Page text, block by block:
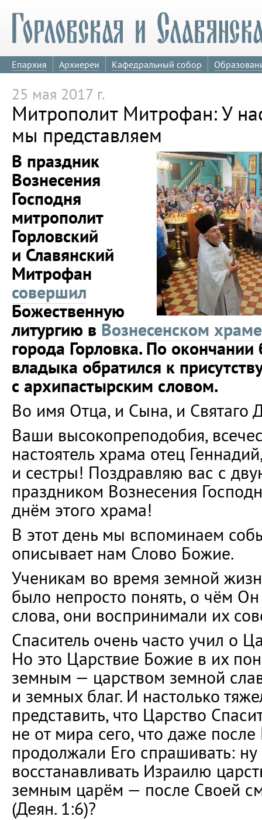
Епархия Архиереи Кафедральный собор
25 мая 2017 г.
Митрополит Митрофан: У
мы представляем
В праздник
Вознесения
Господня
митрополит
Горловский
и Славянский
Митрофан
совершил
Божественную
литургию в Вознесенском храме
города Горловка. По окончании
владыка обратился к
с архипастырским словом.
Во имя Отца, и Сына, и Святаго
Ваши высокопреподобия,
настоятель храма отец
и сестры! Поздравляю вас с
праздником Вознесения
днём этого храма!
В этот день мы вспоминаем
описывает нам Слово Божие.
Ученикам во время земной
было непросто понять, о чём
слова, они воспринимали их
Спаситель очень часто учил о
Но это Царствие Божие в их
земным — царством земной
и земных благ. И настолько
представить, что Царство
не от мира сего, что даже
продолжали Его спрашивать:
восстанавливать Израилю
земным царём — после Своей
(Деян. 1:6)?